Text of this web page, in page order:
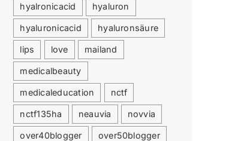
hyalronicacid hyaluron
hyaluronicacid hyaluronsäure
lips love mailand
medicalbeauty
medicaleducation nctf
nctf135ha neauvia novvia
over40blogger over50blogger